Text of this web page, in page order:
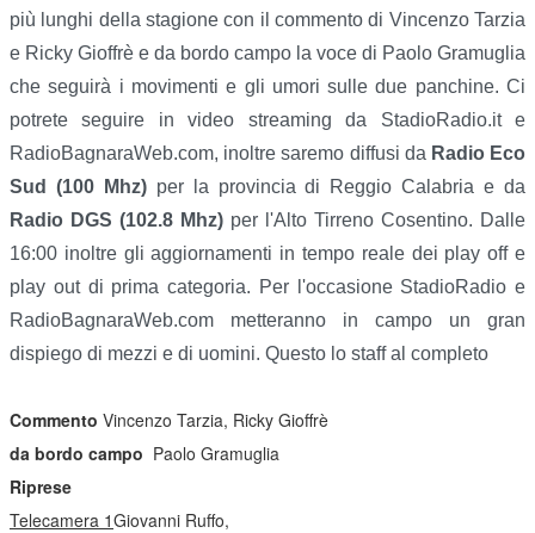
più lunghi della stagione con il commento di Vincenzo Tarzia
e Ricky Gioffrè e da bordo campo la voce di Paolo Gramuglia
che seguirà i movimenti e gli umori sulle due panchine. Ci
potrete seguire in video streaming da StadioRadio.it e
RadioBagnaraWeb.com, inoltre saremo diffusi da Radio Eco
Sud (100 Mhz)per la provincia di Reggio Calabria e da
Radio DGS (102.8 Mhz) per l'Alto Tirreno Cosentino. Dalle
16:00 inoltre gli aggiornamenti in tempo reale dei play off e
play out di prima categoria. Per l'occasione StadioRadio e
RadioBagnaraWeb.com metteranno in campo un gran
dispiego di mezzi e di uomini. Questo lo staff al completo
Commento Vincenzo Tarzia, Ricky Gioffrè
da bordo campo Paolo Gramuglia
Riprese
Telecamera 1Giovanni Ruffo,